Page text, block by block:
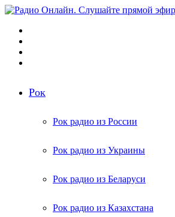
Рок
Рок радио из России
Рок радио из Украины
Рок радио из Беларуси
Рок радио из Казахстана